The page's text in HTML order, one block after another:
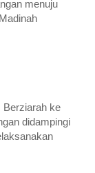
menuju
Berziarah ke
didampingi